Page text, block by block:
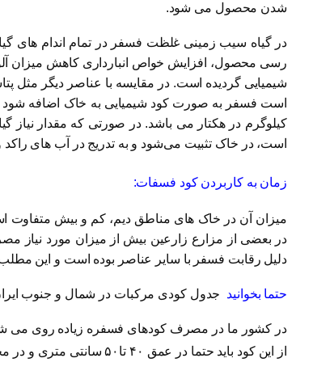
شدن محصول می شود.
در گیاه سیب زمینی غلظت فسفر در تمام اندام های
رسی محصول، افزایش خواص انبارداری کاهش میزان
شیمیایی گردیده است. در مقایسه با عناصر دیگر مثل
است، در خاک تثبیت می‌شود و به تدریج در آب های
زمان به کاربردن کود فسفات:
میزان آن در خاک های مناطق دیم، کم و بیش متفاوت
در بعضی از مزارع زارعین بیش از میزان مورد نیاز
دلیل رقابت فسفر با سایر عناصر بوده است و این
حتما بخوانید جدول کودی مرکبات در شمال و جنوب
در کشور ما در مصرف کودهای فسفره زیاده روی می شود. نیاز
از این کود باید حتما در عمق ۴۰ تا۵۰ سانتی متری و در مجاورت ریشه قرار داده شوند.